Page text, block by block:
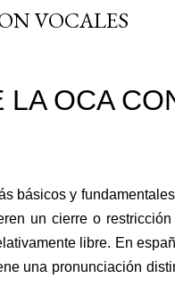
VOCALES
LA OCA
básicos y
un cierre o
libre. En
una pronunciación